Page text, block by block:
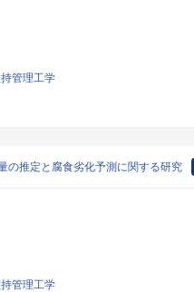
管理工学
の推定と腐食劣化予測に関する研究
管理工学